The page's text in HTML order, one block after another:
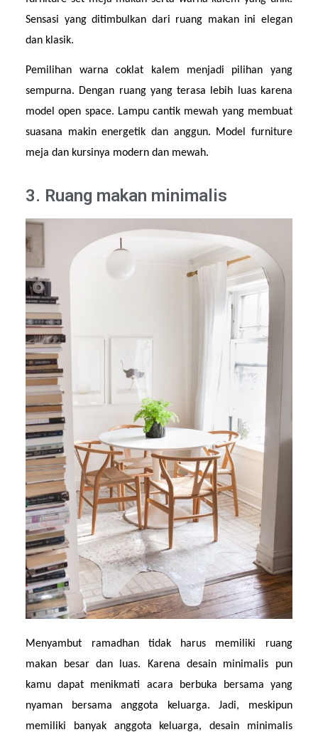
Sensasi yang ditimbulkan dari ruang makan ini elegan
dan klasik.
Pemilihan warna coklat kalem menjadi pilihan yang
sempurna. Dengan ruang yang terasa lebih luas karena
model open space. Lampu cantik mewah yang membuat
suasana makin energetik dan anggun. Model furniture
meja dan kursinya modern dan mewah.
3. Ruang makan minimalis
Menyambut ramadhan tidak harus memiliki ruang
makan besar dan luas. Karena desain minimalis pun
kamu dapat menikmati acara berbuka bersama yang
nyaman bersama anggota keluarga. Jadi, meskipun
memiliki banyak anggota keluarga, desain minimalis